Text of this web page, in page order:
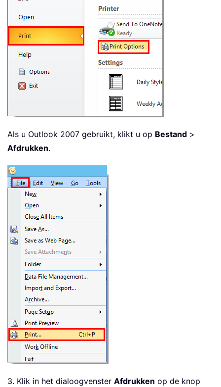
Als u Outlook 2007 gebruikt, klikt u op Bestand >
Afdrukken.
3. Klik in het dialoogvenster Afdrukken op de knop